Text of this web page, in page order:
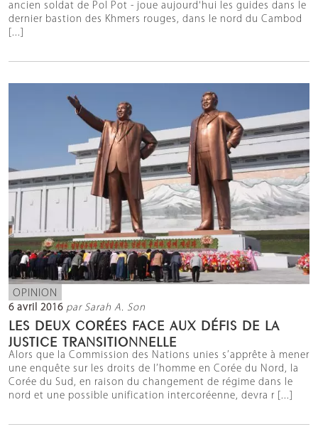
ancien soldat de Pol Pot - joue aujourd'hui les guides dans le
dernier bastion des Khmers rouges, dans le nord du Cambod
[...]
OPINION
6 avril 2016 par Sarah A. Son
LES DEUX CORÉES FACE AUX DÉFIS DE LA
JUSTICE TRANSITIONNELLE
Alors que la Commission des Nations unies s’apprête à mener
une enquête sur les droits de l’homme en Corée du Nord, la
Corée du Sud, en raison du changement de régime dans le
nord et une possible unification intercoréenne, devra r [...]